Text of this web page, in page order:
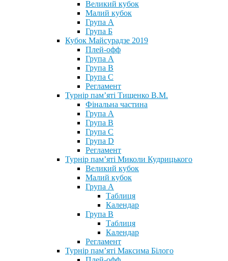
Великий кубок
Малий кубок
Група А
Група Б
Кубок Майсурадзе 2019
Плей-офф
Група А
Група В
Група С
Регламент
Турнір пам’яті Тищенко В.М.
Фінальна частина
Група А
Група В
Група С
Група D
Регламент
Турнір пам’яті Миколи Кудрицького
Великий кубок
Малий кубок
Група А
Таблиця
Календар
Група В
Таблиця
Календар
Регламент
Турнір пам’яті Максима Білого